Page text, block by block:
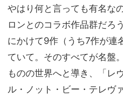
やはり何と言っても有名な
ロンとのコラボ作品群だろ
にかけて9作（うち7作が連
ていて。そのすべてが名盤
ものの世界へと導き、「レ
ル・ノット・ビー・テレヴ